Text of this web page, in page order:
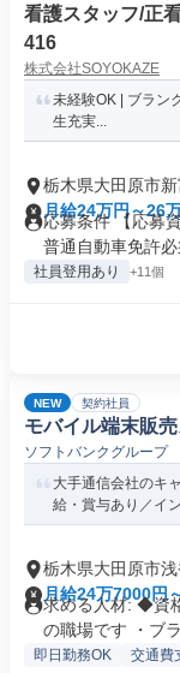
看護スタッフ/正
416
株式会社SOYOKAZE
未経験OK | ブラン
生充実...
栃木県大田原市
月給24万円～26
応募条件 【応募
普通自動車免許必
社員登用あり +11個
NEW 契約社員
モバイル端末販
ソフトバンクグループ
大手通信会社のキ
給・賞与あり／イ
栃木県大田原市浅
月給24万7000円
求める人材: ◆資
の職場です ・ブ
即日勤務OK 交通費